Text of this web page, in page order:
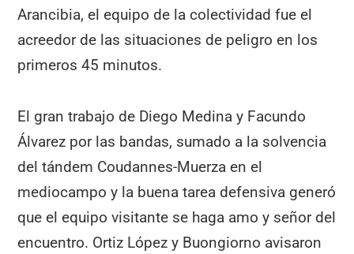
Arancibia, el equipo de la colectividad fue el
acreedor de las situaciones de peligro en los
primeros 45 minutos.
El gran trabajo de Diego Medina y Facundo
Álvarez por las bandas, sumado a la solvencia
del tándem Coudannes-Muerza en el
mediocampo y la buena tarea defensiva generó
que el equipo visitante se haga amo y señor del
encuentro. Ortiz López y Buongiorno avisaron